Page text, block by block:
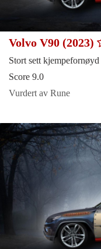
Volvo V90 (2023)
Stort sett kjempefornøyd
Score 9.0
Vurdert av Rune